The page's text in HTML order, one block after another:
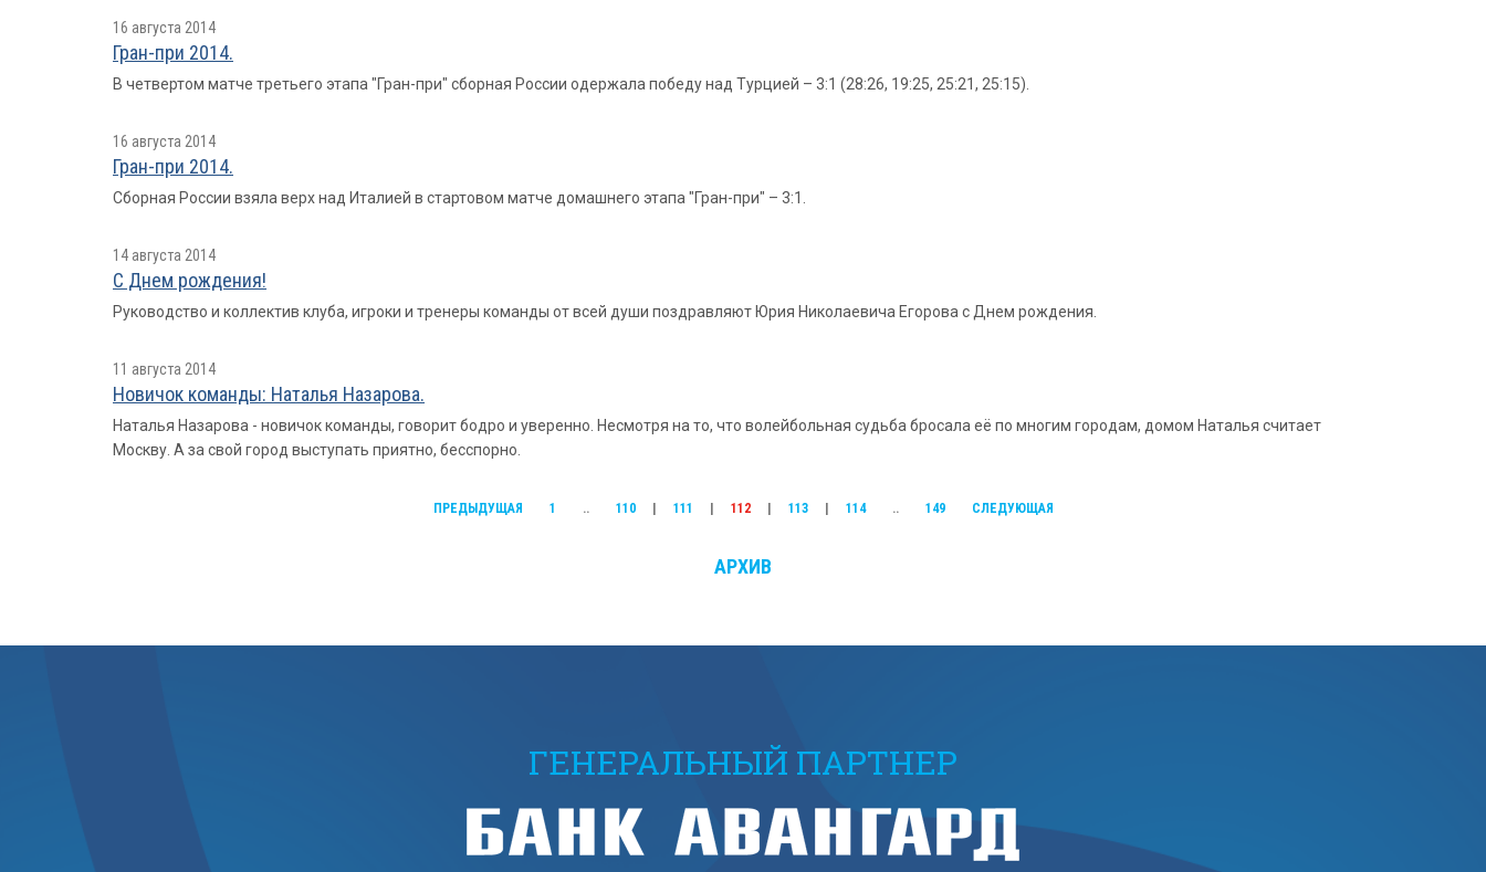
16 августа 2014
Гран-при 2014.
В четвертом матче третьего этапа "Гран-при" сборная России одержала победу над Турцией – 3:1 (28:26, 19:25, 25:21, 25:15).
16 августа 2014
Гран-при 2014.
Сборная России взяла верх над Италией в стартовом матче домашнего этапа "Гран-при" – 3:1.
14 августа 2014
С Днем рождения!
Руководство и коллектив клуба, игроки и тренеры команды от всей души поздравляют Юрия Николаевича Егорова с Днем рождения.
11 августа 2014
Новичок команды: Наталья Назарова.
Наталья Назарова - новичок команды, говорит бодро и уверенно. Несмотря на то, что волейбольная судьба бросала её по многим городам, домом Наталья считает
Москву. А за свой город выступать приятно, бесспорно.
ПРЕДЫДУЩАЯ 1 .. 110 111 112 113 114 .. 149 СЛЕДУЮЩАЯ
АРХИВ
ГЕНЕРАЛЬНЫЙ ПАРТНЕР